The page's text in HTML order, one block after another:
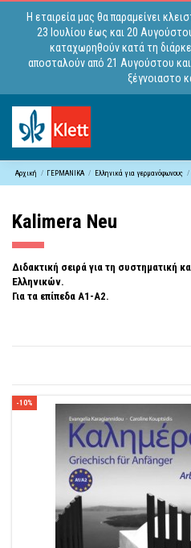
Η εταιρεία μας θα παραμείνει
23 Ιουλίου έως και 20
καταχωρηθούν κατά τη
αποσταλούν από 21 Αυγούστου
ξέγνοιαστο
Αρχική ΓΕΡΜΑΝΙΚΑ Ελληνικά για γερμανόφωνους
Kalimera Neu
Διδακτική σειρά για τη συστηματική
Ελληνικών.
Για τα επίπεδα Α1-Α2.
-10%